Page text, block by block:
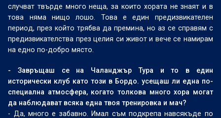
случват твърде много неща, за които хората не знаят и в
това няма нищо лошо. Това е един предизвикателен
период, през който трябва да премина, но аз се справям с
предизвикателства през целия си живот и вече се намирам
на едно по-добро място.
- Завръщаш се на Чаланджър Тура и то в един
исторически клуб като този в Бордо. усещаш ли една по-
специална атмосфера, когато толкова много хора могат
да наблюдават всяка една твоя тренировка и мач?
- Да, много е забавно. Имал съм подкрепа навсякъде по